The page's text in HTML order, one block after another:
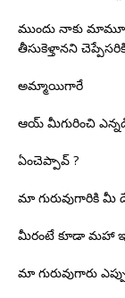
ముందు నాకు
తీసుకెళ్తానని
అమ్మాయిగారే
ఆయ్ మీగురించి
ఏంచెప్పావ్ ?
మా గురువుగారికి మీ
మీరంటే కూడా మహా
మా గురువుగారు